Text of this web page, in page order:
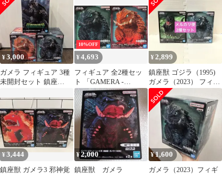
¥3,000
ガメラ フィギュア 3種
未開封セット 鎮座
10%OFF
¥4,693
フィギュア 全2種セッ
ト 「GAMERA -
Rebirth-」 鎮座獣 ガメ
ラ（2023）【10日以内
発送】
¥2,899
鎮座獣 ゴジラ（1995)
ガメラ（2023） フィギ
ュア 2種セット
¥3,444
鎮座獣 ガメラ3 邪神覚
¥2,000
鎮座獣 ガメラ
¥1,600
ガメラ（2023）フィギ